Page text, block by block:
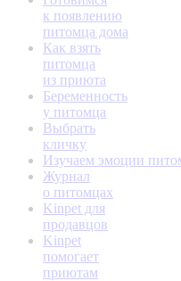
к появлению
питомца дома
Как взять
питомца
из приюта
Беременность
у питомца
Выбрать
кличку
Изучаем эмоции
Журнал
о питомцах
Kinpet для
продавцов
Kinpet
помогает
приютам